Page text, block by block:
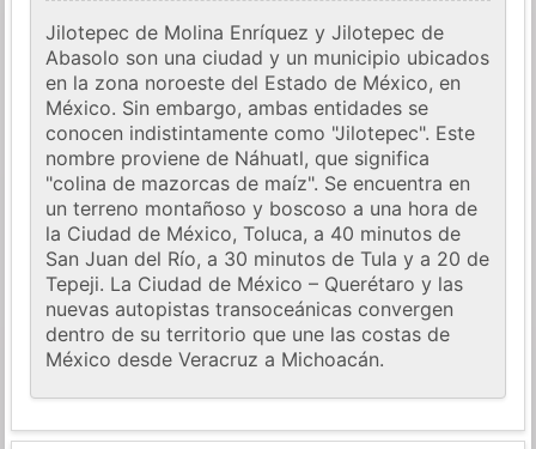
Jilotepec de Molina Enríquez y Jilotepec de
Abasolo son una ciudad y un municipio ubicados
en la zona noroeste del Estado de México, en
México. Sin embargo, ambas entidades se
conocen indistintamente como "Jilotepec". Este
nombre proviene de Náhuatl, que significa
"colina de mazorcas de maíz". Se encuentra en
un terreno montañoso y boscoso a una hora de
la Ciudad de México, Toluca, a 40 minutos de
San Juan del Río, a 30 minutos de Tula y a 20 de
Tepeji. La Ciudad de México – Querétaro y las
nuevas autopistas transoceánicas convergen
dentro de su territorio que une las costas de
México desde Veracruz a Michoacán.